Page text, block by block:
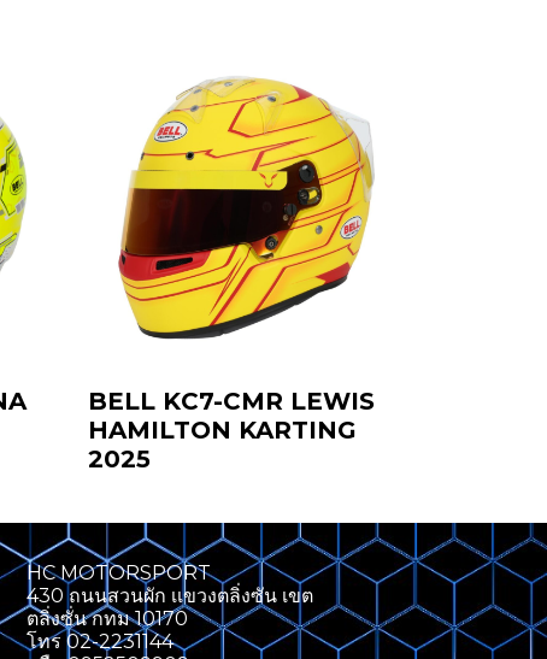
BELL KC7-CMR LEWIS
HAMILTON KARTING
2025
HC MOTORSPORT
430 ถนนสวนผัก เเขวงตลิ่งซัน เขต
ตลิ่งซั่น กทม 10170
โทร 02-2231144